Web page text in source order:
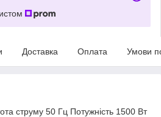
Доставка Оплата Умови
струму 50 Гц Потужність 1500 Вт